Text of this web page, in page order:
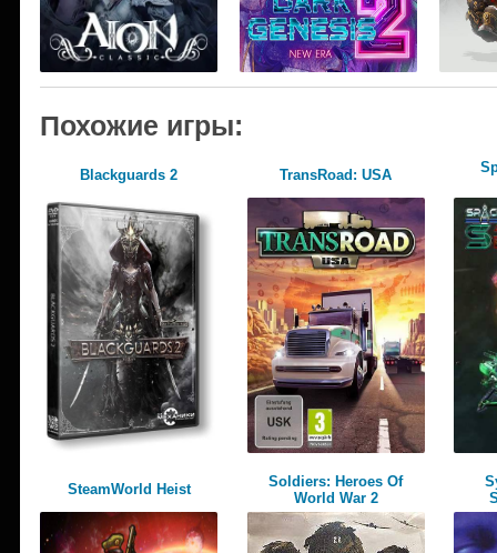
Похожие игры:
Blackguards 2 TransRoad: USA
SteamWorld Heist
Soldiers: Heroes Of
World War 2